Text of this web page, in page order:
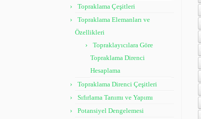
Topraklama Çeşitleri
Topraklama Elemanları ve
Özellikleri
Topraklayıcılara Göre
Topraklama Direnci
Hesaplama
Topraklama Direnci Çeşitleri
Sıfırlama Tanımı ve Yapımı
Potansiyel Dengelemesi